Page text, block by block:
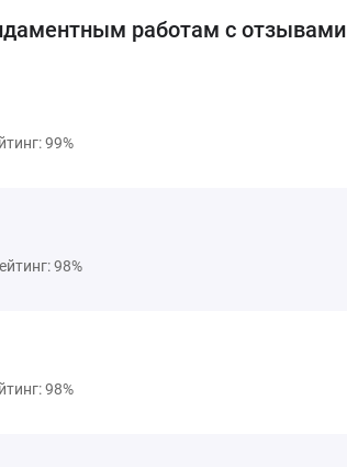
работам с отзывами
99%
98%
98%